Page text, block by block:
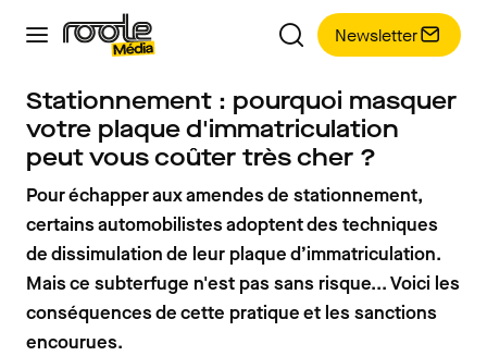
Newsletter
Stationnement : pourquoi masquer
votre plaque d'immatriculation
peut vous coûter très cher ?
Pour échapper aux amendes de stationnement,
certains automobilistes adoptent des techniques
de dissimulation de leur plaque d’immatriculation.
Mais ce subterfuge n'est pas sans risque... Voici les
conséquences de cette pratique et les sanctions
encourues.